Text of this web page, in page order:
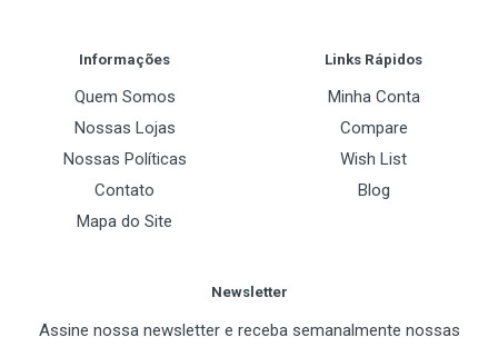
2 x USB 2.0
1 x Saída de Áudio
Sistema de Coolers
Informações
Quem Somos
Nossas Lojas
Nossas Políticas
Contato
Mapa do Site
Links Rápidos
Minha Conta
Compare
Wish List
Blog
Newsletter
Assine nossa newsletter e receba semanalmente nossas